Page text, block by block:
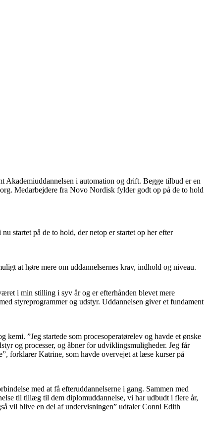
Akademiuddannelsen i automation og drift. Begge tilbud er en
Medarbejdere fra Novo Nordisk fylder godt op på de to hold
startet på de to hold, der netop er startet op her efter
at høre mere om uddannelsernes krav, indhold og niveau.
i min stilling i syv år og er efterhånden blevet mere
styreprogrammer og udstyr. Uddannelsen giver et fundament
”Jeg startede som procesoperatørelev og havde et ønske
og processer, og åbner for udviklingsmuligheder. Jeg får
forklarer Katrine, som havde overvejet at læse kurser på
med at få efteruddannelserne i gang. Sammen med
til tillæg til dem diplomuddannelse, vi har udbudt i flere år,
vil blive en del af undervisningen” udtaler Conni Edith